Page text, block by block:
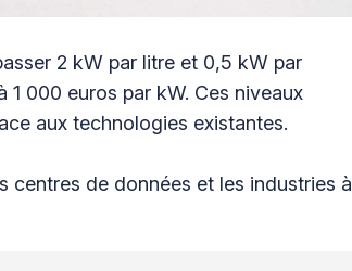
2 kW par litre et 0,5 kW par
000 euros par kW. Ces niveaux
aux technologies existantes.
centres de données et les industries à